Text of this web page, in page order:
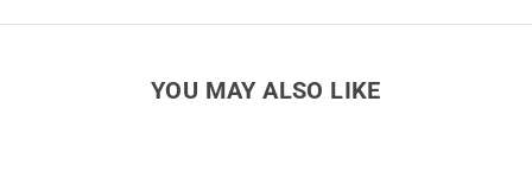
YOU MAY ALSO LIKE